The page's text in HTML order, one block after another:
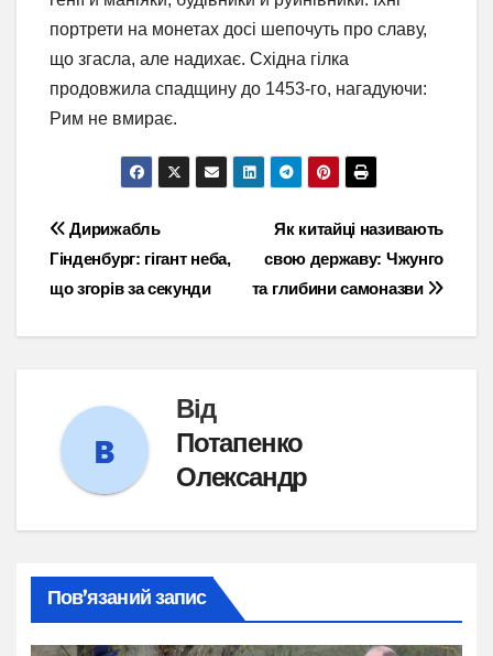
портрети на монетах досі шепочуть про славу,
що згасла, але надихає. Східна гілка
продовжила спадщину до 1453-го, нагадуючи:
Рим не вмирає.
Навігація
записів
Як китайці називають
свою державу: Чжунго
та глибини самоназви
Дирижабль
Гінденбург: гігант неба,
що згорів за секунди
Від
Потапенко
Олександр
Пов’язаний запис